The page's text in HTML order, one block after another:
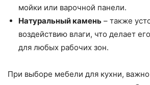
мойки или варочной панели.
Натуральный камень – также
воздействию влаги, что делает
для любых рабочих зон.
При выборе мебели для кухни, важно